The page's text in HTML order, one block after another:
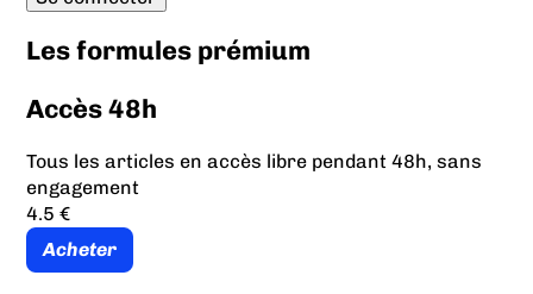
Les formules prémium
Accès 48h
Tous les articles en accès libre pendant 48h, sans
engagement
4.5 €
Acheter